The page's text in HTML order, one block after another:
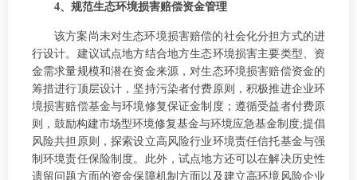
4、规范生态环境损害赔偿资金管理
该方案尚未对生态环境损害赔偿的社会化分担方式的进
行设计。建议试点地方结合地方生态环境损害主要类型、资
金需求量规模和潜在资金来源，对生态环境损害赔偿资金的
筹措进行顶层设计，坚持污染者付费原则，积极推进企业环
境损害赔偿基金与环境修复保证金制度；遵循受益者付费原
则，鼓励构建市场型环境修复基金与环境应急基金制度;提倡
风险共担原则，探索设立高风险行业环境责任信托基金与强
制环境责任保险制度。此外，试点地方还可以在解决历史性
遗留问题方面的资金保障机制方面以及建立高环境风险企业